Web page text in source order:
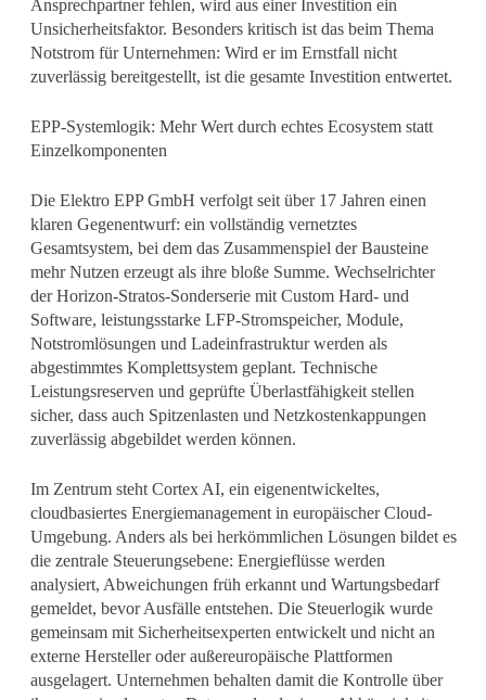
Ansprechpartner fehlen, wird aus einer Investition ein
Unsicherheitsfaktor. Besonders kritisch ist das beim Thema
Notstrom für Unternehmen: Wird er im Ernstfall nicht
zuverlässig bereitgestellt, ist die gesamte Investition entwertet.
EPP-Systemlogik: Mehr Wert durch echtes Ecosystem statt
Einzelkomponenten
Die Elektro EPP GmbH verfolgt seit über 17 Jahren einen
klaren Gegenentwurf: ein vollständig vernetztes
Gesamtsystem, bei dem das Zusammenspiel der Bausteine
mehr Nutzen erzeugt als ihre bloße Summe. Wechselrichter
der Horizon-Stratos-Sonderserie mit Custom Hard- und
Software, leistungsstarke LFP-Stromspeicher, Module,
Notstromlösungen und Ladeinfrastruktur werden als
abgestimmtes Komplettsystem geplant. Technische
Leistungsreserven und geprüfte Überlastfähigkeit stellen
sicher, dass auch Spitzenlasten und Netzkostenkappungen
zuverlässig abgebildet werden können.
Im Zentrum steht Cortex AI, ein eigenentwickeltes,
cloudbasiertes Energiemanagement in europäischer Cloud-
Umgebung. Anders als bei herkömmlichen Lösungen bildet es
die zentrale Steuerungsebene: Energieflüsse werden
analysiert, Abweichungen früh erkannt und Wartungsbedarf
gemeldet, bevor Ausfälle entstehen. Die Steuerlogik wurde
gemeinsam mit Sicherheitsexperten entwickelt und nicht an
externe Hersteller oder außereuropäische Plattformen
ausgelagert. Unternehmen behalten damit die Kontrolle über